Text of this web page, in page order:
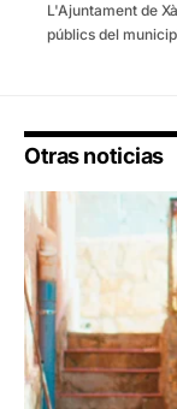
L'Ajuntament de
públics del
Otras noticias